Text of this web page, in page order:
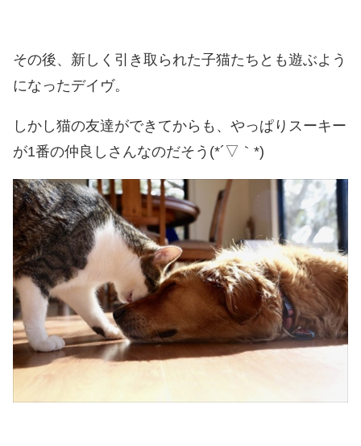
その後、新しく引き取られた子猫たちとも遊ぶよう
になったデイヴ。
しかし猫の友達ができてからも、やっぱりスーキー
が1番の仲良しさんなのだそう(*´▽｀*)